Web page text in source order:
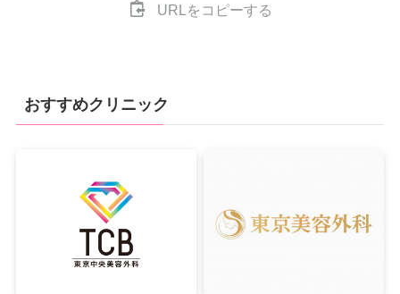
URLをコピーする
おすすめクリニック